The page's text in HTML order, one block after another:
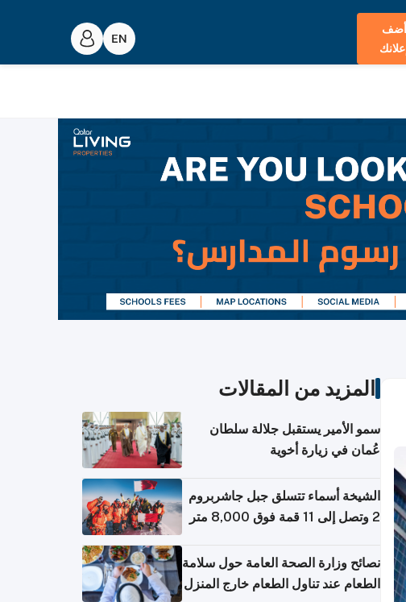
أضف
إعلانك
المزيد من المقالات
سمو الأمير يستقبل جلالة سلطان
عُمان في زيارة أخوية
الشيخة أسماء تتسلق جبل جاشربروم
2 وتصل إلى 11 قمة فوق 8,000 متر
نصائح وزارة الصحة العامة حول سلامة
الطعام عند تناول الطعام خارج المنزل